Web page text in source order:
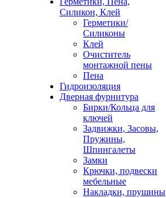
Силикон, Клей
Герметики/
Силиконы
Клей
Очиститель
монтажной пены
Пена
Гидроизоляция
Дверная фурнитура
Бирки/Кольца для
ключей
Задвижки, Засовы,
Пружины,
Шпингалеты
Замки
Крючки, подвески
мебельные
Накладки, прушины